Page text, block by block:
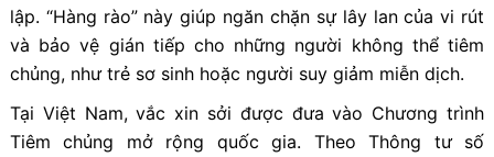
lập. “Hàng rào”này giúp ngăn chặn sự lây lan của vi rút
và bảo vệ gián tiếp cho những người không thể tiêm
chủng, như trẻ sơ sinh hoặc người suy giảm miễn dịch.
Tại Việt Nam, vắc xin sởi được đưa vào Chương trình
Tiêm chủng mở rộng quốc gia. Theo Thông tư số